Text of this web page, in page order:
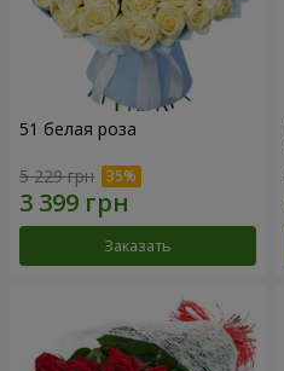
51 белая роза
5 229 грн
Заказать